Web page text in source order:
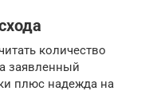
количество
заявленный
плюс надежда на